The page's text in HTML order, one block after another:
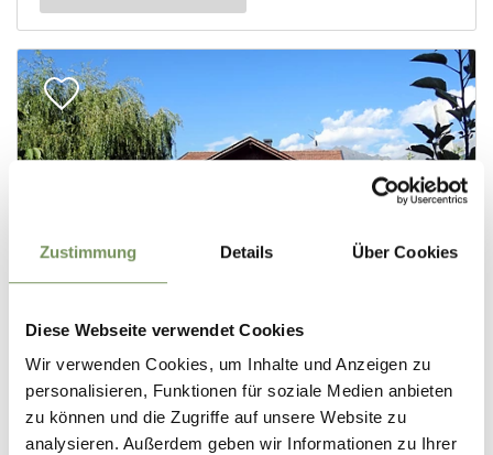
Zustimmung Details Über Cookies
Diese Webseite verwendet Cookies
Wir verwenden Cookies, um Inhalte und Anzeigen zu
personalisieren, Funktionen für soziale Medien anbieten
zu können und die Zugriffe auf unsere Website zu
analysieren. Außerdem geben wir Informationen zu Ihrer